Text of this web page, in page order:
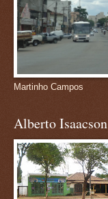
Martinho Campos
Alberto Isaacson